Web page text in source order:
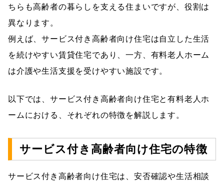
ちらも高齢者の暮らしを支える住まいですが、役割は
異なります。
例えば、サービス付き高齢者向け住宅は自立した生活
を続けやすい賃貸住宅であり、一方、有料老人ホーム
は介護や生活支援を受けやすい施設です。
以下では、サービス付き高齢者向け住宅と有料老人ホ
ームにおける、それぞれの特徴を解説します。
サービス付き高齢者向け住宅の特徴
サービス付き高齢者向け住宅は、安否確認や生活相談